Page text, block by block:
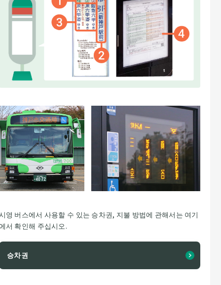
영 버스에서 사용할 수 있는 승차권, 지불 방법에 관해서는 여기
서 확인해 주십시오.
승차권